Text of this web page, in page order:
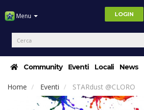
Menu LOGIN
Community Eventi Locali News
Home Eventi STARdust @CLORO